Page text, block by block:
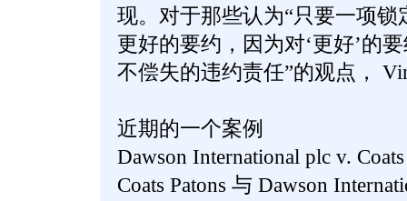
现。对于那些认为“只要一项
更好的要约，因为对‘更好’的
不偿失的违约责任”的观点，
近期的一个案例
Dawson International plc v.
Coats Patons 与 Dawson